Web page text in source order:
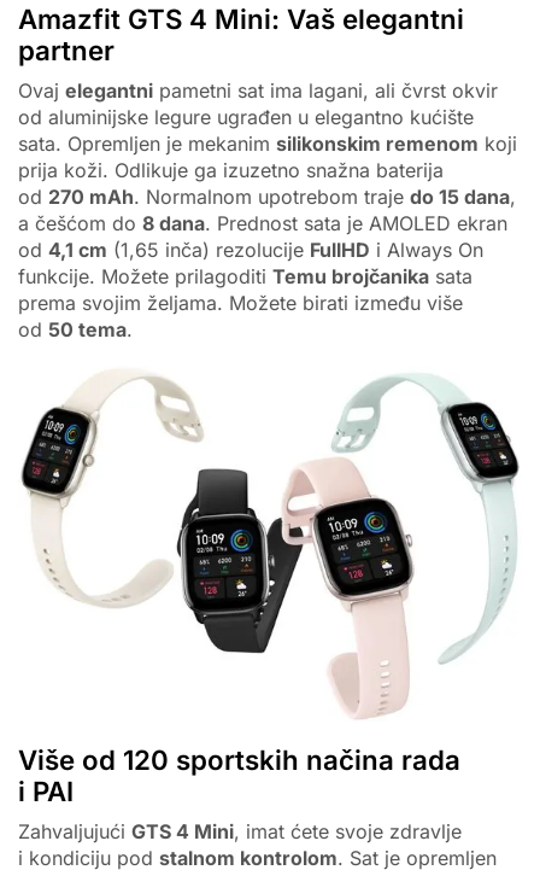
Amazfit GTS 4 Mini: Vaš elegantni
partner
Ovaj elegantni pametni sat ima lagani, ali čvrst okvir
od aluminijske legure ugrađen u elegantno kućište
sata. Opremljen je mekanim silikonskim remenom koji
prija koži. Odlikuje ga izuzetno snažna baterija
od 270 mAh. Normalnom upotrebom traje do 15 dana,
a češćom do 8 dana. Prednost sata je AMOLED ekran
od 4,1 cm (1,65 inča) rezolucije FullHD i Always On
funkcije. Možete prilagoditi Temu brojčanika sata
prema svojim željama. Možete birati između više
od 50 tema.
Više od 120 sportskih načina rada
i PAI
Zahvaljujući GTS 4 Mini, imat ćete svoje zdravlje
i kondiciju pod stalnom kontrolom. Sat je opremljen